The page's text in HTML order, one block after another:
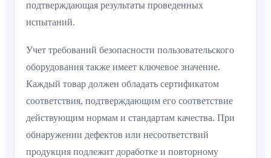
подтверждающая результаты проведенных
испытаний.
Учет требований безопасности пользовательского
оборудования также имеет ключевое значение.
Каждый товар должен обладать сертификатом
соответствия, подтверждающим его соответствие
действующим нормам и стандартам качества. При
обнаружении дефектов или несоответствий
продукция подлежит доработке и повторному